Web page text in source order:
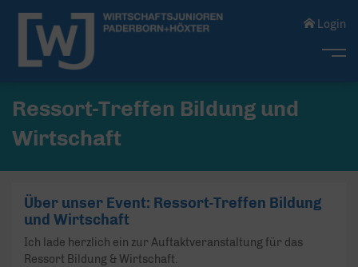
Login
Ressort-Treffen Bildung und
Wirtschaft
Über unser Event: Ressort-Treffen Bildung
und Wirtschaft
Ich lade herzlich ein zur Auftaktveranstaltung für das
Ressort Bildung & Wirtschaft.